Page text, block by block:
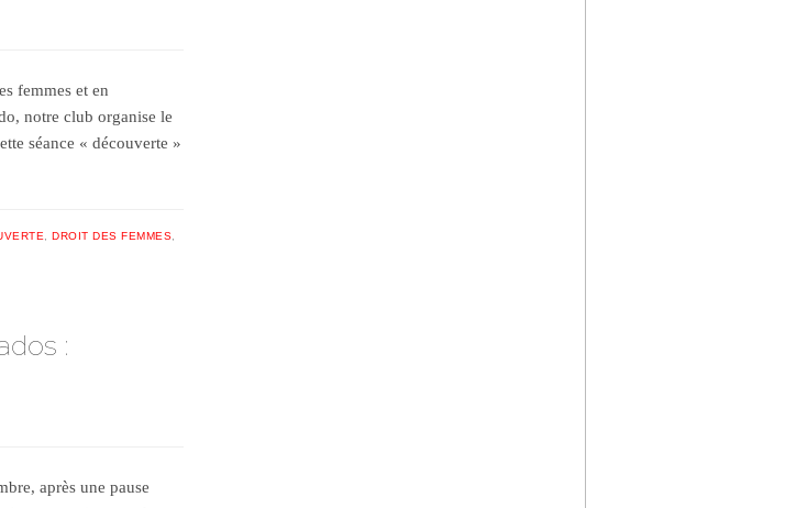
femmes et en
notre club organise le
séance « découverte »
DROIT DES FEMMES
:
après une pause